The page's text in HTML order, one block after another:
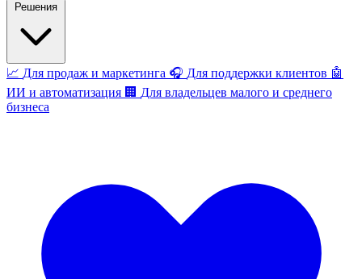
Решения
📈 Для продаж и маркетинга 🎧 Для поддержки клиентов 🤖
ИИ и автоматизация 🏢 Для владельцев малого и среднего
бизнеса